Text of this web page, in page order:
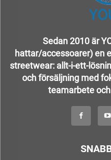
Sedan 2010 är
hattar/accessoarer) en
streetwear: allt-i-ett-
och försäljning med
teamarbete